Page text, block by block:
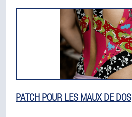
PATCH POUR LES MAUX DE DOS